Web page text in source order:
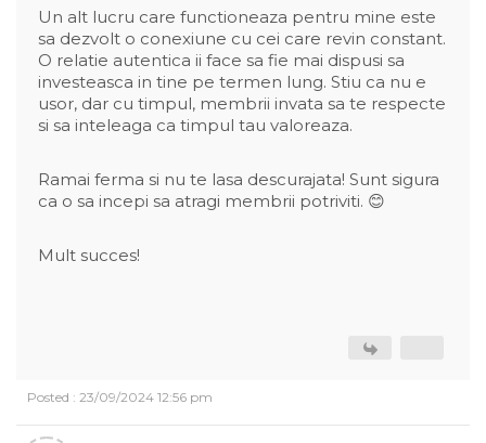
Un alt lucru care functioneaza pentru mine este
sa dezvolt o conexiune cu cei care revin constant.
O relatie autentica ii face sa fie mai dispusi sa
investeasca in tine pe termen lung. Stiu ca nu e
usor, dar cu timpul, membrii invata sa te respecte
si sa inteleaga ca timpul tau valoreaza.
Ramai ferma si nu te lasa descurajata! Sunt sigura
ca o sa incepi sa atragi membrii potriviti. 😊
Mult succes!
Posted : 23/09/2024 12:56 pm